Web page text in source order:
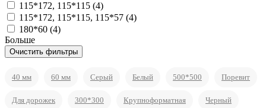
115*172, 115*115 (4)
115*172, 115*115, 115*57 (4)
180*60 (4)
Больше
40 мм 60 мм Серый Белый 500*500 Поревит
Для дорожек 300*300 Крупноформатная Черный